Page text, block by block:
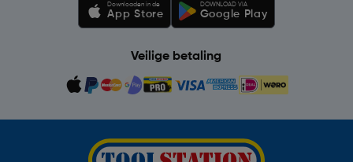
Downloaden in de
App Store
DOWNLOAD VIA
Google Play
Veilige betaling